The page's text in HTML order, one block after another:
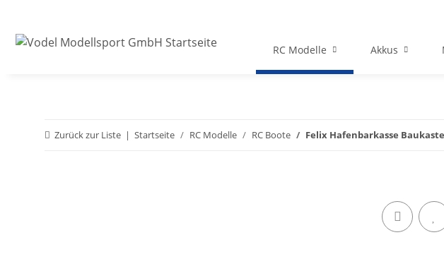
RC Modelle Akkus
Zurück zur Liste Startseite RC Modelle RC Boote Felix Hafenbarkasse